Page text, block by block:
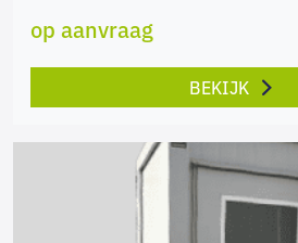
op aanvraag
BEKIJK